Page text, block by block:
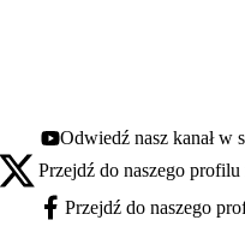
Youtube - otwiera się w nowej
Odwiedź nasz kanał w
X - otwiera się w nowej karcie
Przejdź do naszego
Facebook - otwiera się w nowej
Przejdź do naszego